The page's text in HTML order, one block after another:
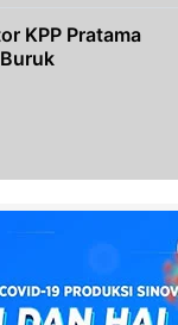
KPP Pratama